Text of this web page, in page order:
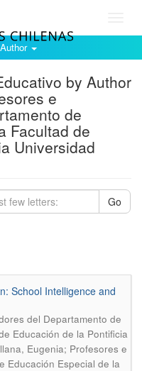
by Author
e
de
Facultad de
Universidad
Go
School Intelligence and
del Departamento de
Educación de la Pontificia
Eugenia; Profesores e
Educación Especial de la